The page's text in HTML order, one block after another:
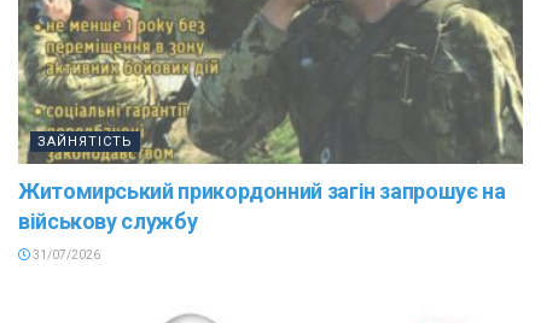
ЗАЙНЯТІСТЬ
Житомирський прикордонний загін запрошує на
військову службу
31/07/2026